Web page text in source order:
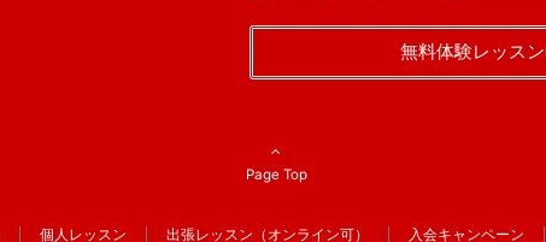
無料体験レッス
Page Top
個人レッスン 出張レッスン（オンライン可） 入会キャンペーン